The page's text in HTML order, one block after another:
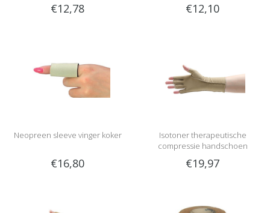
€12,78 €12,10
Neopreen sleeve vinger koker
€16,80
Isotoner therapeutische
compressie handschoen
€19,97